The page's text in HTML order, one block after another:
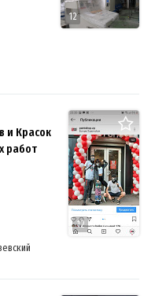
12
12
и Красок
работ